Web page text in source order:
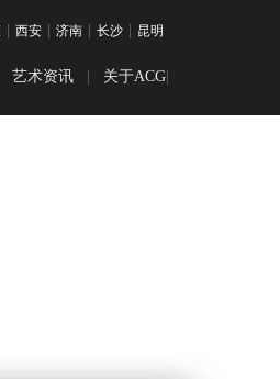
西安 济南 长沙 昆明
艺术资讯 关于ACG